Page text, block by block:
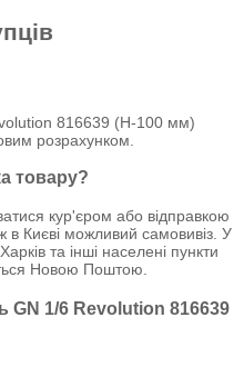
816639 (Н-100 мм)
розрахунком.
товару?
кур'єром або відправкою
в Києві можливий самовивіз. У
та інші населені пункти
Новою Поштою.
GN 1/6 Revolution 816639